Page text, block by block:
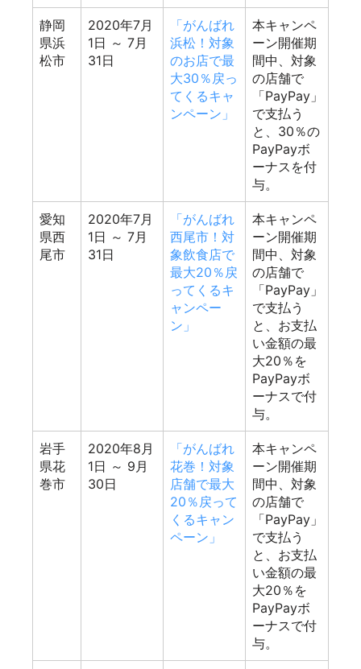
静岡
県浜
松市
2020年7月
1日 ～ 7月
31日
「がんばれ
浜松！対象
のお店で最
大30％戻っ
てくるキャ
ンペーン」
本キャンペ
ーン開催期
間中、対象
の店舗で
「PayPay」
で支払う
と、30％の
PayPayボ
ーナスを付
与。
愛知
県西
尾市
2020年7月
1日 ～ 7月
31日
「がんばれ
西尾市！対
象飲食店で
最大20％戻
ってくるキ
ャンペー
ン」
本キャンペ
ーン開催期
間中、対象
の店舗で
「PayPay」
で支払う
と、お支払
い金額の最
大20％を
PayPayボ
ーナスで付
与。
岩手
県花
巻市
2020年8月
1日 ～ 9月
30日
「がんばれ
花巻！対象
店舗で最大
20％戻って
くるキャン
ペーン」
本キャンペ
ーン開催期
間中、対象
の店舗で
「PayPay」
で支払う
と、お支払
い金額の最
大20％を
PayPayボ
ーナスで付
与。